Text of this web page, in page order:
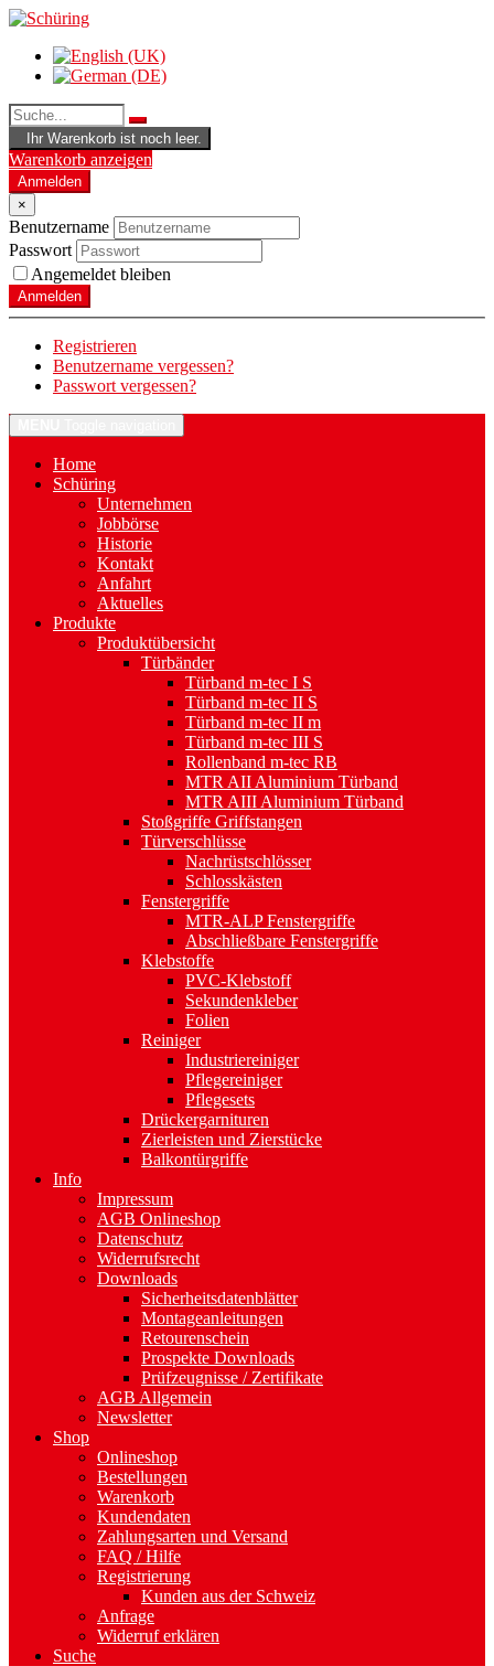
Ihr Warenkorb ist noch leer.
Warenkorb anzeigen
Anmelden
×
Benutzername
Passwort
Angemeldet bleiben
Anmelden
Registrieren
Benutzername vergessen?
Passwort vergessen?
Home
Schüring
Unternehmen
Jobbörse
Historie
Kontakt
Anfahrt
Aktuelles
Produkte
Produktübersicht
Türbänder
Türband m-tec I S
Türband m-tec II S
Türband m-tec II m
Türband m-tec III S
Rollenband m-tec RB
MTR AII Aluminium Türband
MTR AIII Aluminium Türband
Stoßgriffe Griffstangen
Türverschlüsse
Nachrüstschlösser
Schlosskästen
Fenstergriffe
MTR-ALP Fenstergriffe
Abschließbare Fenstergriffe
Klebstoffe
PVC-Klebstoff
Sekundenkleber
Folien
Reiniger
Industriereiniger
Pflegereiniger
Pflegesets
Drückergarnituren
Zierleisten und Zierstücke
Balkontürgriffe
Info
Impressum
AGB Onlineshop
Datenschutz
Widerrufsrecht
Downloads
Sicherheitsdatenblätter
Montageanleitungen
Retourenschein
Prospekte Downloads
Prüfzeugnisse / Zertifikate
AGB Allgemein
Newsletter
Shop
Onlineshop
Bestellungen
Warenkorb
Kundendaten
Zahlungsarten und Versand
FAQ / Hilfe
Registrierung
Kunden aus der Schweiz
Anfrage
Widerruf erklären
Suche